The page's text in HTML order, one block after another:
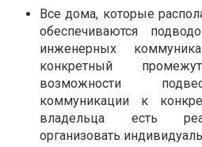
Все дома, которые
обеспечиваются
инженерных
конкретный
возможности
коммуникации к
владельца есть
организовать